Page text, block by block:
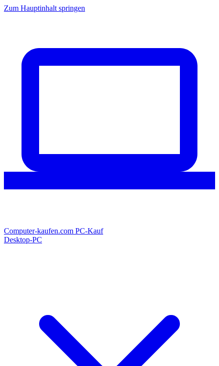
Zum Hauptinhalt springen
Computer-kaufen.com PC-Kauf
Desktop-PC